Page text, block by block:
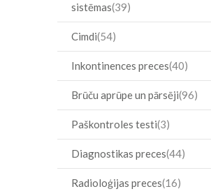
sistēmas 39
Cimdi 54
Inkontinences preces 40
Brūču aprūpe un pārsēji 96
Paškontroles testi 3
Diagnostikas preces 44
Radioloģijas preces 16